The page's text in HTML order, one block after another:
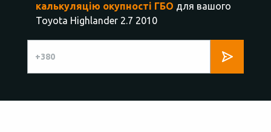
калькуляцію окупності ГБО для вашого
Toyota Highlander 2.7 2010